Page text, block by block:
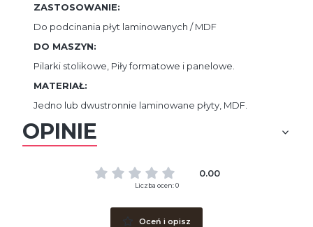
ZASTOSOWANIE:
Do podcinania płyt laminowanych / MDF
DO MASZYN:
Pilarki stolikowe, Piły formatowe i panelowe.
MATERIAŁ:
Jedno lub dwustronnie laminowane płyty, MDF.
OPINIE
0.00
Liczba ocen: 0
Oceń i opisz